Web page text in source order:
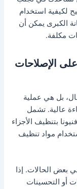
لكيفية استخدام
الكبرى يمكن أن
مكلفة.
الإصلاحات
بل هي عملية
عالية. تشمل
بتنظيف الأجزاء
مواد تنظيف
بعض الحالات. إذا
أو التحسينات